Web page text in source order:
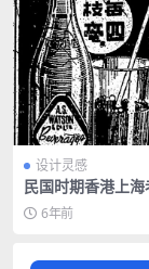
设计灵感
民国时期香港上
6年前